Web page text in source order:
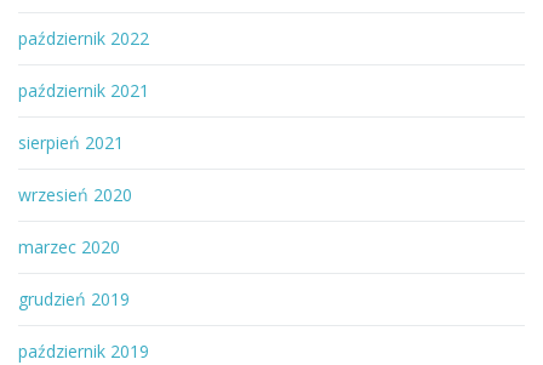
październik 2022
październik 2021
sierpień 2021
wrzesień 2020
marzec 2020
grudzień 2019
październik 2019